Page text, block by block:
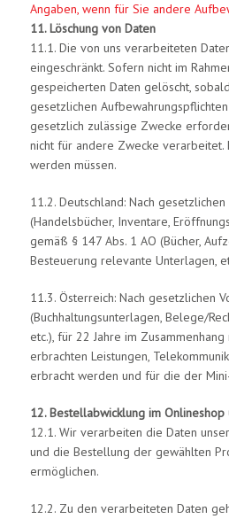
Angaben, wenn für Sie andere
11. Löschung von Daten
11.1. Die von uns verarbeiteten
eingeschränkt. Sofern nicht im
gespeicherten Daten gelöscht,
gesetzlichen
gesetzlich zulässige Zwecke
nicht für andere Zwecke verarbeitet.
werden müssen.
11.2. Deutschland: Nach
(Handelsbücher, Inventare,
gemäß § 147 Abs. 1 AO (Bücher,
Besteuerung relevante Unterlagen,
11.3. Österreich: Nach gesetzlichen
(Buchhaltungsunterlagen, Belege/
etc.), für 22 Jahre im
erbrachten Leistungen,
erbracht werden und für die der
12. Bestellabwicklung im Onlineshop
12.1. Wir verarbeiten die Daten
und die Bestellung der gewählten
ermöglichen.
12.2. Zu den verarbeiteten Daten